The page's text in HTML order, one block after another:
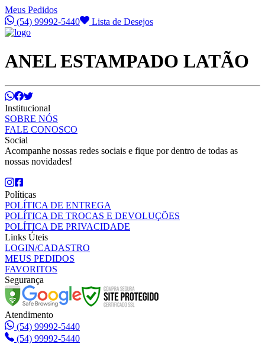
Meus Pedidos
(54) 99992-5440
Lista de Desejos
ANEL ESTAMPADO LATÃO
Institucional
SOBRE NÓS
FALE CONOSCO
Social
Acompanhe nossas redes sociais e fique por dentro de todas as
nossas novidades!
Políticas
POLÍTICA DE ENTREGA
POLÍTICA DE TROCAS E DEVOLUÇÕES
POLÍTICA DE PRIVACIDADE
Links Úteis
LOGIN/CADASTRO
MEUS PEDIDOS
FAVORITOS
Segurança
Atendimento
(54) 99992-5440
(54) 99992-5440